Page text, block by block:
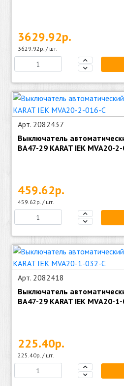
3629.92р.
3629.92р. / шт.
Арт. 2082437
Выключатель
ВА47-29 KARAT IEK MVA20-
459.62р.
459.62р. / шт.
Арт. 2082418
Выключатель
ВА47-29 KARAT IEK MVA20-
225.40р.
225.40р. / шт.